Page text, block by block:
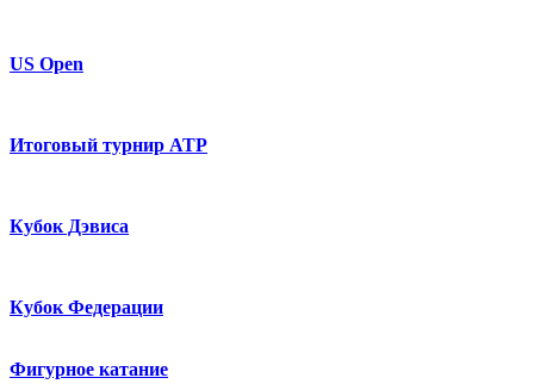
US Open
Итоговый турнир ATP
Кубок Дэвиса
Кубок Федерации
Фигурное катание